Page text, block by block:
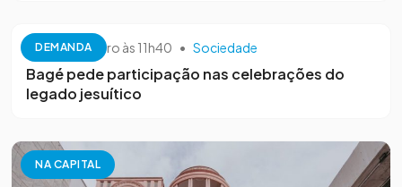
DEMANDA
26 de setembro às 11h40 • Sociedade
Bagé pede participação nas celebrações do
legado jesuítico
NA CAPITAL